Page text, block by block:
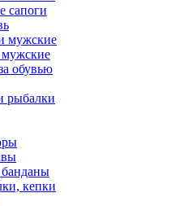
сапоги
мужские
обувью
рыбалки
кепки